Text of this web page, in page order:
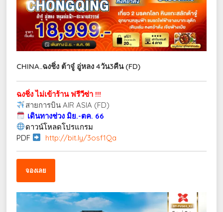
CHINA..ฉงชิ่ง ต้าจู๋ อู่หลง 4วัน3คืน (FD)
ฉงชิ่ง ไม่เข้าร้าน ฟรีวีซ่า !!!
สายการบิน AIR ASIA (FD)
เดินทางช่วง มิย.-ตค. 66
ดาวน์โหลดโปรแกรม
PDF
http://bit.ly/3osf1Qa
จองเลย